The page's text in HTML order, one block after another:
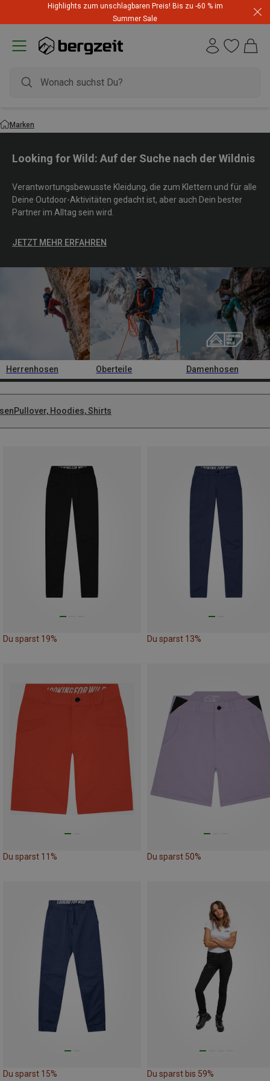
Highlights zum unschlagbaren Preis! Bis zu -60 % im
Summer Sale
Marken
Looking for Wild: Auf der Suche nach der Wildnis
Verantwortungsbewusste Kleidung, die zum Klettern und für alle
Deine Outdoor-Aktivitäten gedacht ist, aber auch Dein bester
Partner im Alltag sein wird.
JETZT MEHR ERFAHREN
Herrenhosen Oberteile Damenhosen
Pullover, Hoodies, Shirts
Du sparst 19% Du sparst 13%
Du sparst 11% Du sparst 50%
Du sparst 15% Du sparst bis 59%